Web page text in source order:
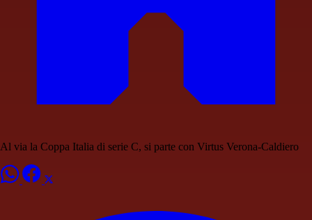
Al via la Coppa Italia di serie C, si parte con Virtus Verona-Caldiero